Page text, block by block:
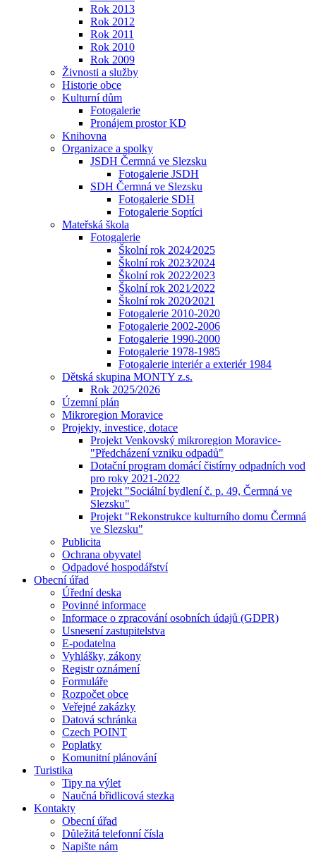
Rok 2013
Rok 2012
Rok 2011
Rok 2010
Rok 2009
Živnosti a služby
Historie obce
Kulturní dům
Fotogalerie
Pronájem prostor KD
Knihovna
Organizace a spolky
JSDH Čermná ve Slezsku
Fotogalerie JSDH
SDH Čermná ve Slezsku
Fotogalerie SDH
Fotogalerie Soptíci
Mateřská škola
Fotogalerie
Školní rok 2024⁄2025
Školní rok 2023⁄2024
Školní rok 2022⁄2023
Školní rok 2021⁄2022
Školní rok 2020⁄2021
Fotogalerie 2010-2020
Fotogalerie 2002-2006
Fotogalerie 1990-2000
Fotogalerie 1978-1985
Fotogalerie interiér a exteriér 1984
Dětská skupina MONTY z.s.
Rok 2025/2026
Územní plán
Mikroregion Moravice
Projekty, investice, dotace
Projekt Venkovský mikroregion Moravice-
"Předcházení vzniku odpadů"
Dotační program domácí čistírny odpadních vod
pro roky 2021-2022
Projekt "Sociální bydlení č. p. 49, Čermná ve
Slezsku"
Projekt "Rekonstrukce kulturního domu Čermná
ve Slezsku"
Publicita
Ochrana obyvatel
Odpadové hospodářství
Obecní úřad
Úřední deska
Povinné informace
Informace o zpracování osobních údajů (GDPR)
Usnesení zastupitelstva
E-podatelna
Vyhlášky, zákony
Registr oznámení
Formuláře
Rozpočet obce
Veřejné zakázky
Datová schránka
Czech POINT
Poplatky
Komunitní plánování
Turistika
Tipy na výlet
Naučná břidlicová stezka
Kontakty
Obecní úřad
Důležitá telefonní čísla
Napište nám